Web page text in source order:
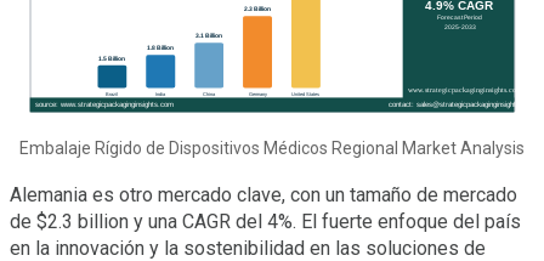
Embalaje Rígido de Dispositivos Médicos Regional Market Analysis
Alemania es otro mercado clave, con un tamaño de mercado
de $2.3 billion y una CAGR del 4%. El fuerte enfoque del país
en la innovación y la sostenibilidad en las soluciones de